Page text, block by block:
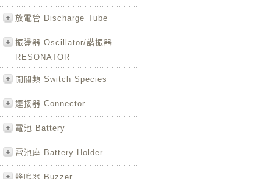
放電管 Discharge Tube
振盪器 Oscillator/諧振器
RESONATOR
開關類 Switch Species
連接器 Connector
電池 Battery
電池座 Battery Holder
蜂鳴器 Buzzer